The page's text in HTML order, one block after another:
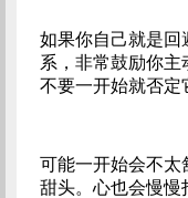
如果你自己就是回
系，非常鼓励你主
不要一开始就否定
可能一开始会不太
甜头。心也会慢慢